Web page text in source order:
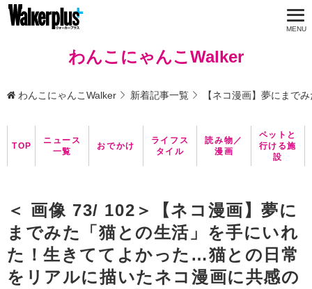
わんこにゃんこWalker
わんこにゃんこWalker 新着記事一覧 【ネコ漫画】夢にまで
TOP
ニュース
一覧
おでかけ
ライフス
タイル
読み物／
漫画
ペットと
行ける施
設
＜ 画像 73/ 102＞【ネコ漫画】夢に
までみた「猫との生活」を手にいれ
た！生きててよかった…猫との日常
をリアルに描いたネコ漫画に共感の